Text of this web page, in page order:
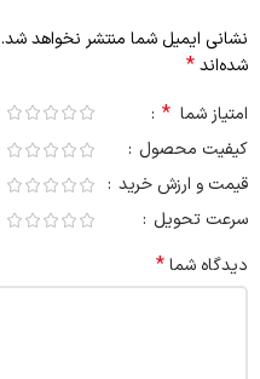
نشانی ایمیل شما منتشر نخواهد شد.
شده‌اند*
امتیاز شما *
کیفیت محصول
قیمت و ارزش خرید
سرعت تحویل
دیدگاه شما*